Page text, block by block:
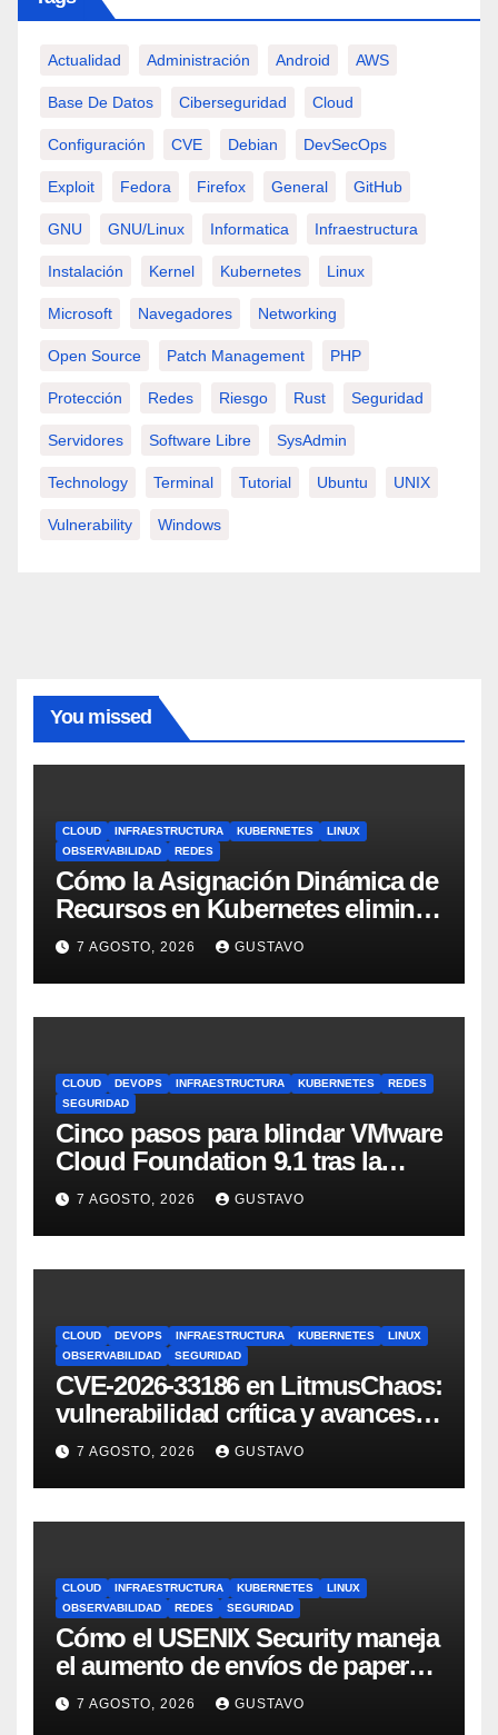
Actualidad Administración Android AWS
Base De Datos Ciberseguridad Cloud
Configuración CVE Debian DevSecOps
Exploit Fedora Firefox General GitHub
GNU GNU/Linux Informatica Infraestructura
Instalación Kernel Kubernetes Linux
Microsoft Navegadores Networking
Open Source Patch Management PHP
Protección Redes Riesgo Rust Seguridad
Servidores Software Libre SysAdmin
Technology Terminal Tutorial Ubuntu UNIX
Vulnerability Windows
You missed
CLOUD INFRAESTRUCTURA KUBERNETES
LINUX
OBSERVABILIDAD
REDES
Cómo la Asignación Dinámica de
Recursos en Kubernetes elimina
el dolor con GPUs
7 AGOSTO, 2026 GUSTAVO
CLOUD DEVOPS INFRAESTRUCTURA KUBERNETES
REDES
SEGURIDAD
Cinco pasos para blindar VMware
Cloud Foundation 9.1 tras la
actualización
7 AGOSTO, 2026 GUSTAVO
CLOUD DEVOPS INFRAESTRUCTURA KUBERNETES
LINUX
OBSERVABILIDAD
SEGURIDAD
CVE-2026-33186 en LitmusChaos:
vulnerabilidad crítica y avances
del proyecto en 2026
7 AGOSTO, 2026 GUSTAVO
CLOUD INFRAESTRUCTURA KUBERNETES
LINUX
OBSERVABILIDAD
REDES SEGURIDAD
Cómo el USENIX Security maneja
el aumento de envíos de papers
en la era IA
7 AGOSTO, 2026 GUSTAVO